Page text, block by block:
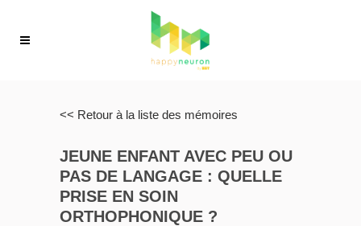
<< Retour à la liste des mémoires
JEUNE ENFANT AVEC PEU OU
PAS DE LANGAGE : QUELLE
PRISE EN SOIN
ORTHOPHONIQUE ?